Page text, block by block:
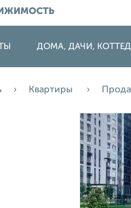
ДОМА, ДАЧИ,
Квартиры